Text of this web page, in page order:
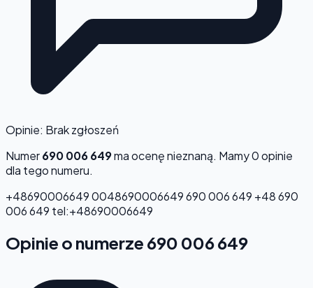
Opinie: Brak zgłoszeń
Numer690 006 649ma ocenęnieznaną. Mamy 0 opinie
dla tego numeru.
+486900066490048690006649690 006 649 +48 690
006 649 tel:+48690006649
Opinie o numerze 690 006 649